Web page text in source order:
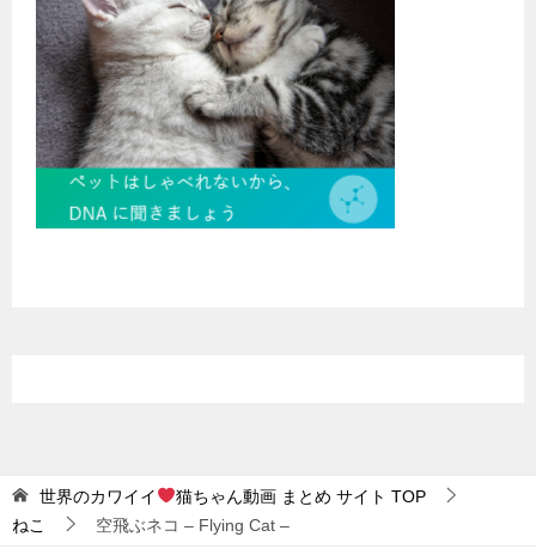
世界のカワイイ 猫ちゃん動画 まとめ サイト TOP
ねこ
空飛ぶネコ – Flying Cat –